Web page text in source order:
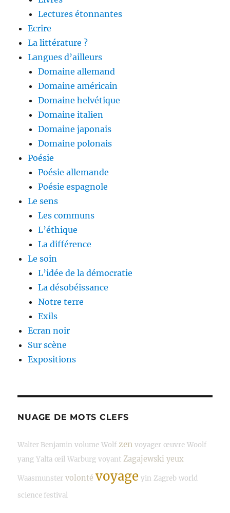
Lectures étonnantes
Ecrire
La littérature ?
Langues d’ailleurs
Domaine allemand
Domaine américain
Domaine helvétique
Domaine italien
Domaine japonais
Domaine polonais
Poésie
Poésie allemande
Poésie espagnole
Le sens
Les communs
L’éthique
La différence
Le soin
L’idée de la démocratie
La désobéissance
Notre terre
Exils
Ecran noir
Sur scène
Expositions
NUAGE DE MOTS CLEFS
Walter Benjamin volume Wolf zen voyager œuvre Woolf
yang Yalta œil Warburg voyant Zagajewski yeux
Waasmunster volonté voyage yin Zagreb world
science festival